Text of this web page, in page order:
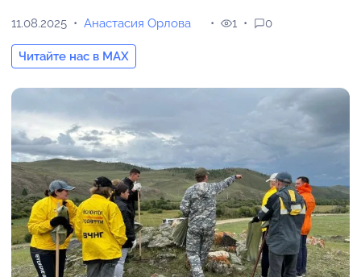
11.08.2025 Анастасия Орлова
Читайте нас в MAX
1 0